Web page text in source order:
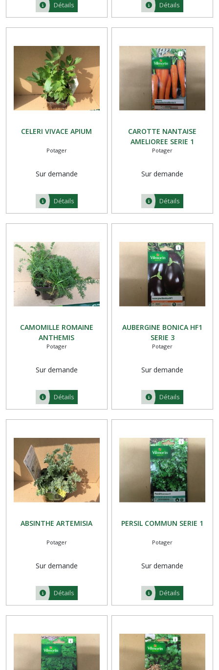
Détails Détails
CELERI VIVACE APIUM
Potager
Sur demande
Détails
CAROTTE NANTAISE
AMELIOREE SERIE 1
Potager
Sur demande
Détails
CAMOMILLE ROMAINE
ANTHEMIS
Potager
Sur demande
Détails
AUBERGINE BONICA HF1
SERIE 3
Potager
Sur demande
Détails
ABSINTHE ARTEMISIA
Potager
Sur demande
Détails
PERSIL COMMUN SERIE 1
Potager
Sur demande
Détails